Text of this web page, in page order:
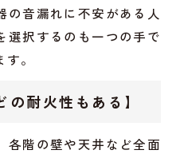
の音漏れに不安がある人
選択するのも一つの手で
。
耐火性もある】
各階の壁や天井など全面